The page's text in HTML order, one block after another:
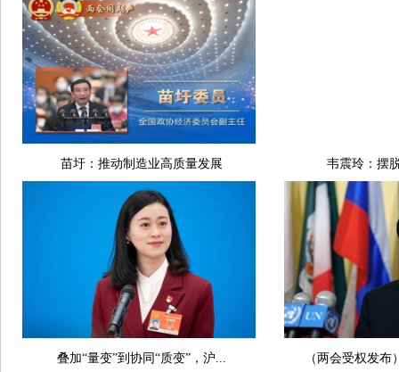
苗圩：推动制造业高质量发展 韦震玲：摆
叠加“量变”到协同“质变”，沪... （两会受权发